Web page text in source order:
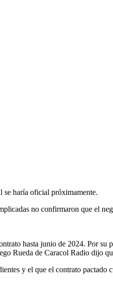
se haría oficial próximamente.
no confirmaron que el
hasta junio de 2024. Por su
Rueda de Caracol Radio dijo
y el que el contrato pactado